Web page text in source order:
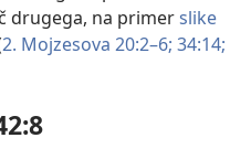
drugega, na primerslike
2. Mojzesova 20:2–6; 34:14;